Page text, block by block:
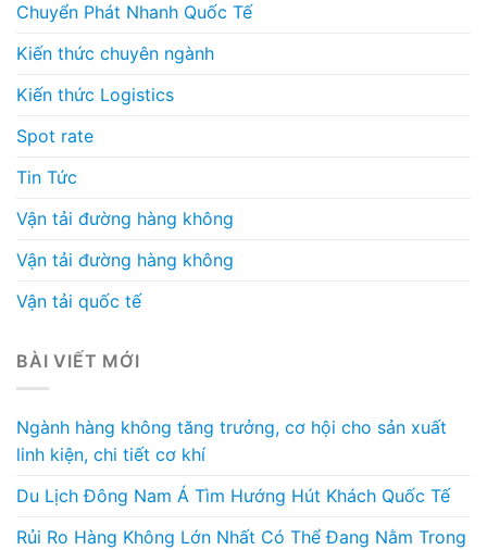
Chuyển Phát Nhanh Quốc Tế
Kiến thức chuyên ngành
Kiến thức Logistics
Spot rate
Tin Tức
Vận tải đường hàng không
Vận tải đường hàng không
Vận tải quốc tế
BÀI VIẾT MỚI
Ngành hàng không tăng trưởng, cơ hội cho sản xuất
linh kiện, chi tiết cơ khí
Du Lịch Đông Nam Á Tìm Hướng Hút Khách Quốc Tế
Rủi Ro Hàng Không Lớn Nhất Có Thể Đang Nằm Trong